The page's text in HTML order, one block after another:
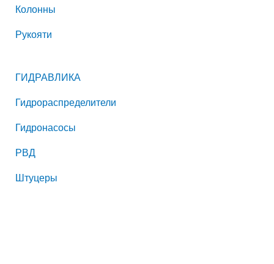
Колонны
Рукояти
ГИДРАВЛИКА
Гидрораспределители
Гидронасосы
РВД
Штуцеры